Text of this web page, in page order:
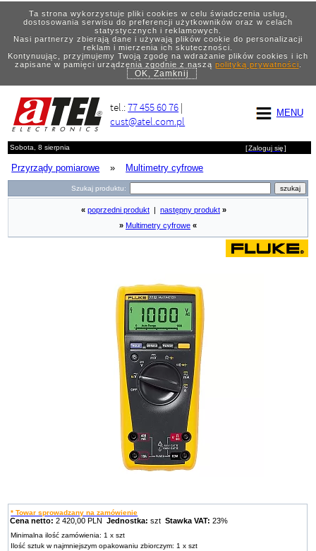
Ta strona wykorzystuje pliki cookies w celu świadczenia usług,
dostosowania serwisu do preferencji użytkowników oraz w celach
statystycznych i reklamowych.
Nasi partnerzy zbierają dane i używają plików cookie do personalizacji
reklam i mierzenia ich skuteczności.
Kontynuując, przyjmujemy Twoją zgodę na wdrażanie plików cookies i ich
zapisane w pamięci urządzenia zgodnie z naszą polityką prywatności.
OK, Zamknij
MENU
tel.:77 455 60 76 |
cust@atel.com.pl
Sobota, 8 sierpnia [Zaloguj się]
Przyrządy pomiarowe » Multimetry cyfrowe
Szukaj produktu:
« poprzedni produkt następny produkt »
» Multimetry cyfrowe «
* Towar sprowadzany na zamówienie
Cena netto: 2 420,00 PLNJednostka: sztStawka VAT: 23%
Minimalna ilość zamówienia: 1 x szt
Ilość sztuk w najmniejszym opakowaniu zbiorczym: 1 x szt